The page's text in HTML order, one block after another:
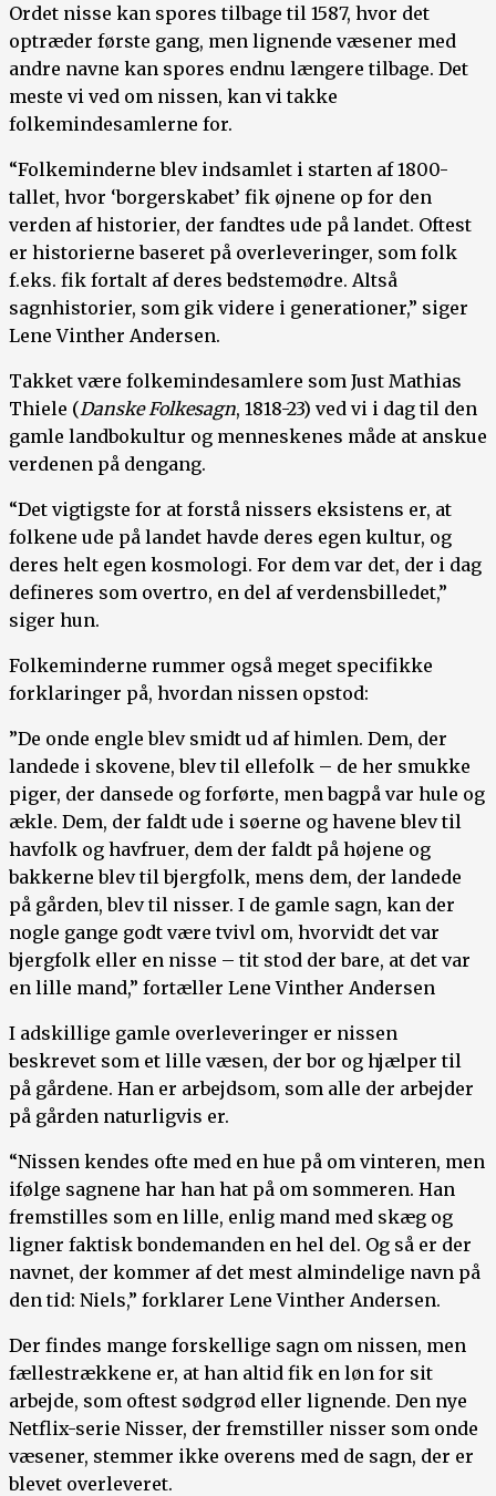
Ordet nisse kan spores tilbage til 1587, hvor det
optræder første gang, men lignende væsener med
andre navne kan spores endnu længere tilbage. Det
meste vi ved om nissen, kan vi takke
folkemindesamlerne for.
“Folkeminderne blev indsamlet i starten af 1800-
tallet, hvor ‘borgerskabet’ fik øjnene op for den
verden af historier, der fandtes ude på landet. Oftest
er historierne baseret på overleveringer, som folk
f.eks. fik fortalt af deres bedstemødre. Altså
sagnhistorier, som gik videre i generationer,” siger
Lene Vinther Andersen.
Takket være folkemindesamlere som Just Mathias
Thiele (Danske Folkesagn, 1818-23) ved vi i dag til den
gamle landbokultur og menneskenes måde at anskue
verdenen på dengang.
“Det vigtigste for at forstå nissers eksistens er, at
folkene ude på landet havde deres egen kultur, og
deres helt egen kosmologi. For dem var det, der i dag
defineres som overtro, en del af verdensbilledet,”
siger hun.
Folkeminderne rummer også meget specifikke
forklaringer på, hvordan nissen opstod:
”De onde engle blev smidt ud af himlen. Dem, der
landede i skovene, blev til ellefolk – de her smukke
piger, der dansede og forførte, men bagpå var hule og
ækle. Dem, der faldt ude i søerne og havene blev til
havfolk og havfruer, dem der faldt på højene og
bakkerne blev til bjergfolk, mens dem, der landede
på gården, blev til nisser. I de gamle sagn, kan der
nogle gange godt være tvivl om, hvorvidt det var
bjergfolk eller en nisse – tit stod der bare, at det var
en lille mand,” fortæller Lene Vinther Andersen
I adskillige gamle overleveringer er nissen
beskrevet som et lille væsen, der bor og hjælper til
på gårdene. Han er arbejdsom, som alle der arbejder
på gården naturligvis er.
“Nissen kendes ofte med en hue på om vinteren, men
ifølge sagnene har han hat på om sommeren. Han
fremstilles som en lille, enlig mand med skæg og
ligner faktisk bondemanden en hel del. Og så er der
navnet, der kommer af det mest almindelige navn på
den tid: Niels,” forklarer Lene Vinther Andersen.
Der findes mange forskellige sagn om nissen, men
fællestrækkene er, at han altid fik en løn for sit
arbejde, som oftest sødgrød eller lignende. Den nye
Netflix-serie Nisser, der fremstiller nisser som onde
væsener, stemmer ikke overens med de sagn, der er
blevet overleveret.